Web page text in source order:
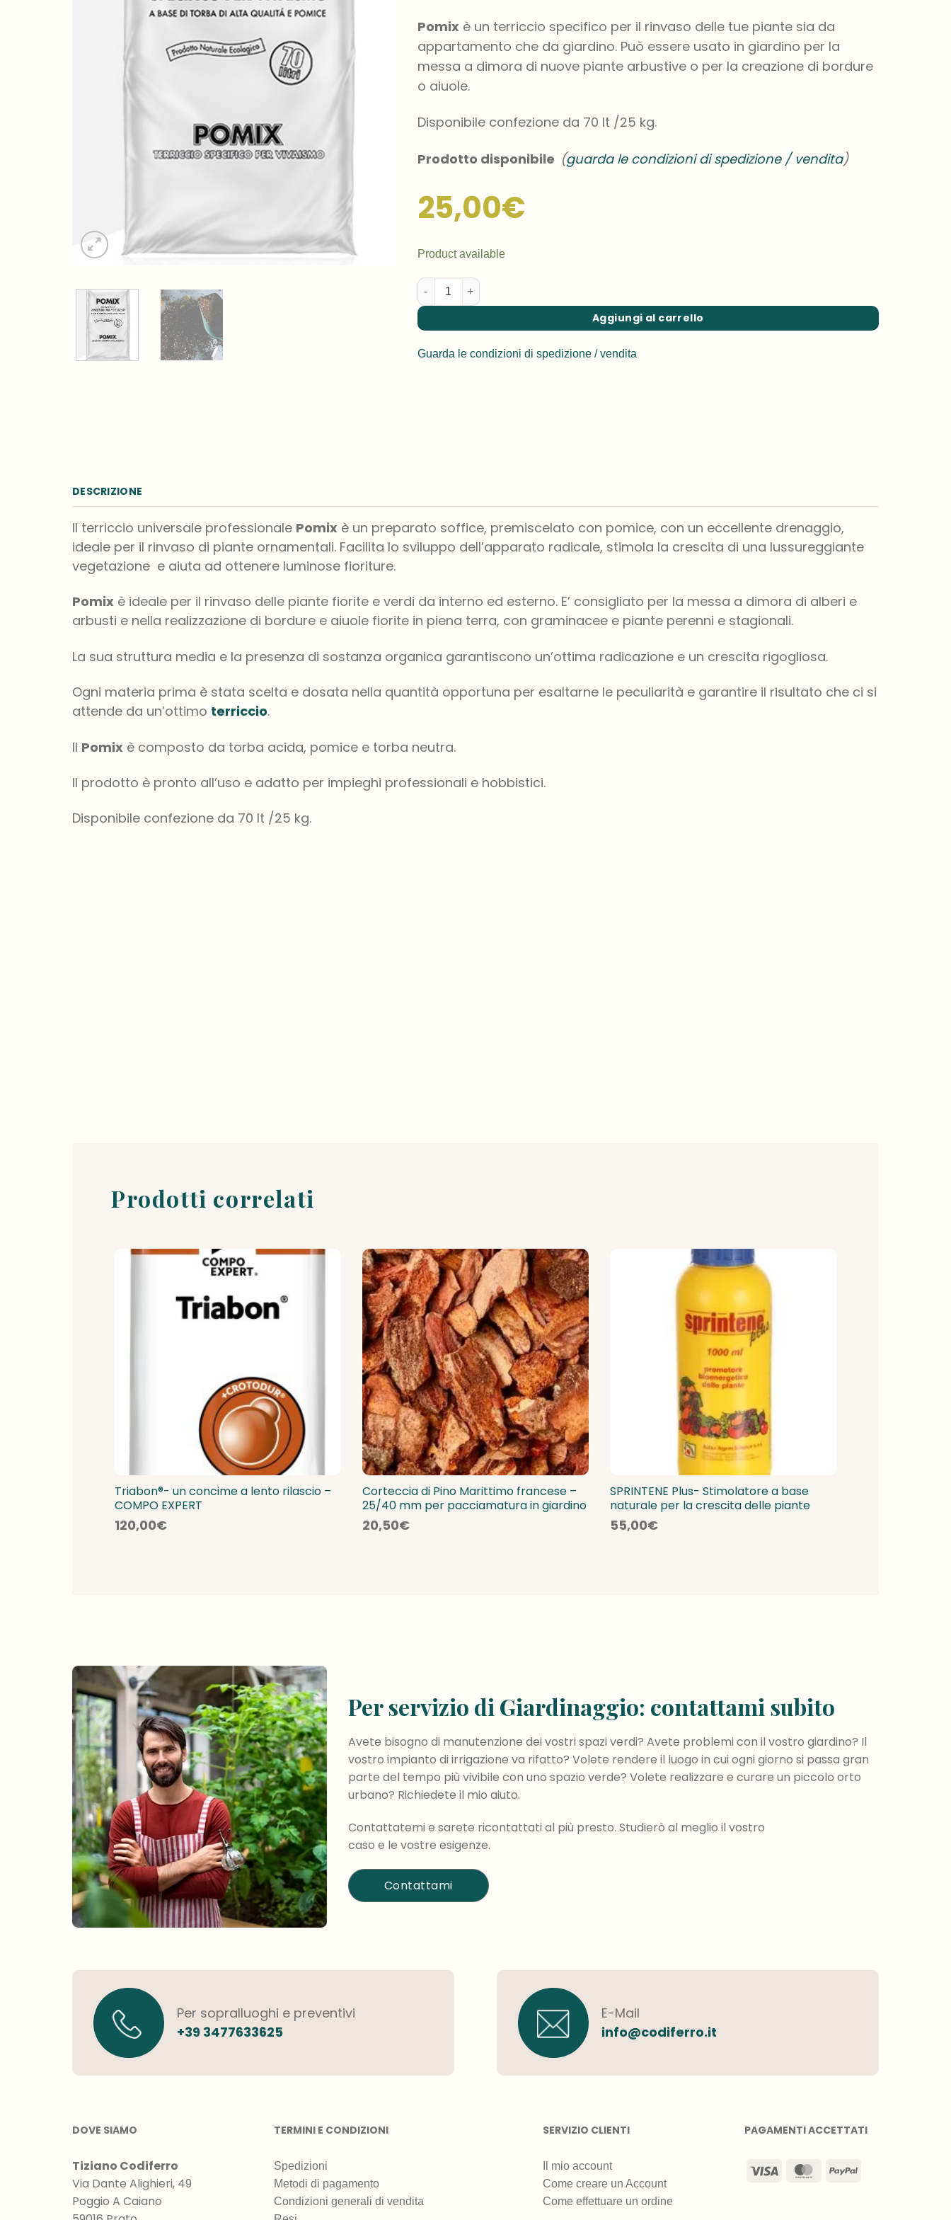
Pomixè un terriccio specifico per il rinvaso delle tue piante sia da
appartamento che da giardino. Può essere usato in giardino per la
messa a dimora di nuove piante arbustive o per la creazione di bordure
o aiuole.
Disponibile confezione da 70 lt /25 kg.
Prodotto disponibile (guarda le condizioni di spedizione / vendita)
25,00€
Product available
Pomix - Terriccio professionale premiscelato quantità
Aggiungi al carrello
Guarda le condizioni di spedizione / vendita
DESCRIZIONE
Il terriccio universale professionale Pomix è un preparato soffice, premiscelato con pomice, con un eccellente drenaggio,
ideale per il rinvaso di piante ornamentali. Facilita lo sviluppo dell’apparato radicale, stimola la crescita di una lussureggiante
vegetazione e aiuta ad ottenere luminose fioriture.
Pomix è ideale per il rinvaso delle piante fiorite e verdi da interno ed esterno. E’ consigliato per la messa a dimora di alberi e
arbusti e nella realizzazione di bordure e aiuole fiorite in piena terra, con graminacee e piante perenni e stagionali.
La sua struttura media e la presenza di sostanza organica garantiscono un’ottima radicazione e un crescita rigogliosa.
Ogni materia prima è stata scelta e dosata nella quantità opportuna per esaltarne le peculiarità e garantire il risultato che ci si
attende da un’ottimo terriccio.
Il Pomix è composto da torba acida, pomice e torba neutra.
Il prodotto è pronto all’uso e adatto per impieghi professionali e hobbistici.
Disponibile confezione da 70 lt /25 kg.
Prodotti correlati
Triabon®- un concime a lento rilascio –
COMPO EXPERT
120,00€
Corteccia di Pino Marittimo francese –
25/40 mm per pacciamatura in giardino
20,50€
SPRINTENE Plus- Stimolatore a base
naturale per la crescita delle piante
55,00€
Per servizio di Giardinaggio: contattami subito
Avete bisogno di manutenzione dei vostri spazi verdi? Avete problemi con il vostro giardino? Il
vostro impianto di irrigazione va rifatto? Volete rendere il luogo in cui ogni giorno si passa gran
parte del tempo più vivibile con uno spazio verde? Volete realizzare e curare un piccolo orto
urbano? Richiedete il mio aiuto.
Contattatemi e sarete ricontattati al più presto. Studierò al meglio il vostro
caso e le vostre esigenze.
Contattami
Per sopralluoghi e preventivi
+39 3477633625
E-Mail
info@codiferro.it
DOVE SIAMO
Tiziano Codiferro
Via Dante Alighieri, 49
Poggio A Caiano
TERMINI E CONDIZIONI
Spedizioni
Metodi di pagamento
Condizioni generali di vendita
SERVIZIO CLIENTI
Il mio account
Come creare un Account
Come effettuare un ordine
PAGAMENTI ACCETTATI
Visa MasterCardPayPal